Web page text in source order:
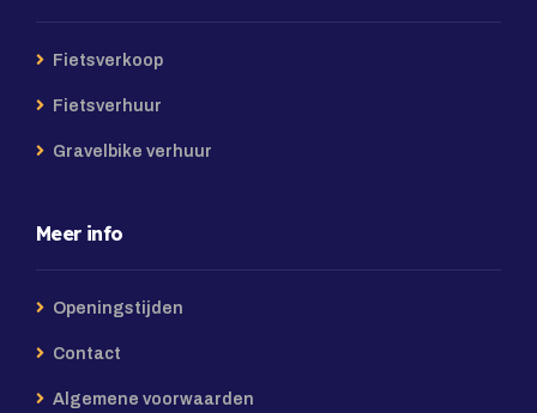
Fietsverkoop
Fietsverhuur
Gravelbike verhuur
Meer info
Openingstijden
Contact
Algemene voorwaarden